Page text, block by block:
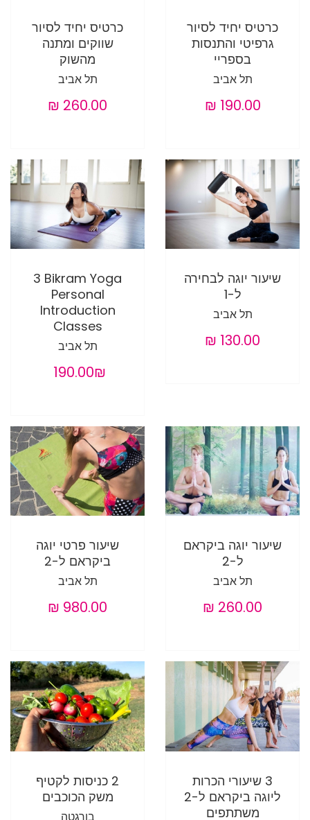
כרטיס יחיד לסיור
גרפיטי והתנסות
בספריי
תל אביב
כרטיס יחיד לסיור
שווקים ומתנה
מהשוק
תל אביב
שיעור יוגה לבחירה
ל-1
תל אביב
3 Bikram Yoga
Personal
Introduction
Classes
תל אביב
‏190.00 ‏₪
שיעור יוגה ביקראם
ל-2
תל אביב
שיעור פרטי יוגה
ביקראם ל-2
תל אביב
3 שיעורי הכרות
ליוגה ביקראם ל-2
משתתפים
2 כניסות לקטיף
משק הכוכבים
בורגטה